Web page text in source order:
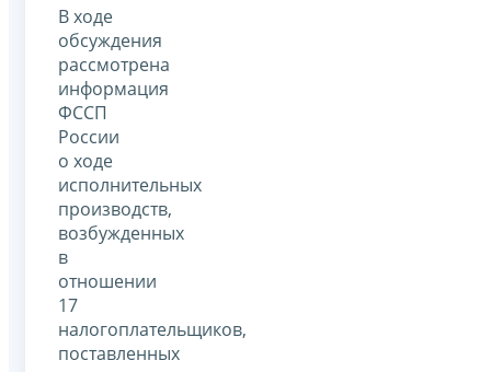
В ходе
обсуждения
рассмотрена
информация
ФССП
России
о ходе
исполнительных
производств,
возбужденных
в
отношении
17
налогоплательщиков,
поставленных